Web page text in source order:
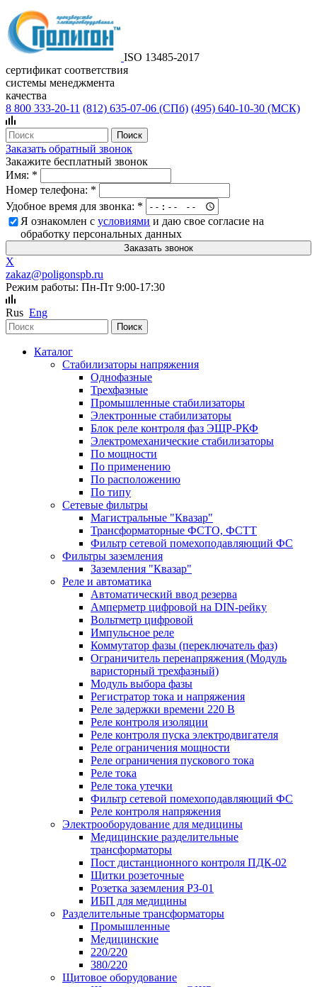
ISO 13485-2017
сертификат соответствия
системы менеджмента
качества
8 800 333-20-11 (812) 635-07-06 (СПб) (495) 640-10-30 (МСК)
Заказать обратный звонок
Закажите бесплатный звонок
Имя: *
Номер телефона: *
Удобное время для звонка: *
Я ознакомлен сусловиями и даю свое согласие на
обработку персональных данных
X
zakaz@poligonspb.ru
Режим работы: Пн-Пт 9:00-17:30
Rus Eng
Каталог
Стабилизаторы напряжения
Однофазные
Трехфазные
Промышленные стабилизаторы
Электронные стабилизаторы
Блок реле контроля фаз ЭЩР-РКФ
Электромеханические стабилизаторы
По мощности
По применению
По расположению
По типу
Сетевые фильтры
Магистральные "Квазар"
Трансформаторные ФСТО, ФСТТ
Фильтр сетевой помехоподавляющий ФС
Фильтры заземления
Заземления "Квазар"
Реле и автоматика
Автоматический ввод резерва
Амперметр цифровой на DIN-рейку
Вольтметр цифровой
Импульсное реле
Коммутатор фазы (переключатель фаз)
Ограничитель перенапряжения (Модуль
варисторный трехфазный)
Модуль выбора фазы
Регистратор тока и напряжения
Реле задержки времени 220 В
Реле контроля изоляции
Реле контроля пуска электродвигателя
Реле ограничения мощности
Реле ограничения пускового тока
Реле тока
Реле тока утечки
Фильтр сетевой помехоподавляющий ФС
Реле контроля напряжения
Электрооборудование для медицины
Медицинские разделительные
трансформаторы
Пост дистанционного контроля ПДК-02
Щитки розеточные
Розетка заземления РЗ-01
ИБП для медицины
Разделительные трансформаторы
Промышленные
Медицинские
220/220
380/220
Щитовое оборудование